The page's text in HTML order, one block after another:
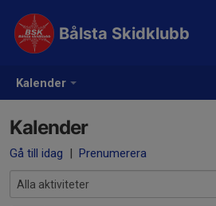
Kalender
Bålsta Skidklubb
Kalender
Gå till idag | Prenumerera